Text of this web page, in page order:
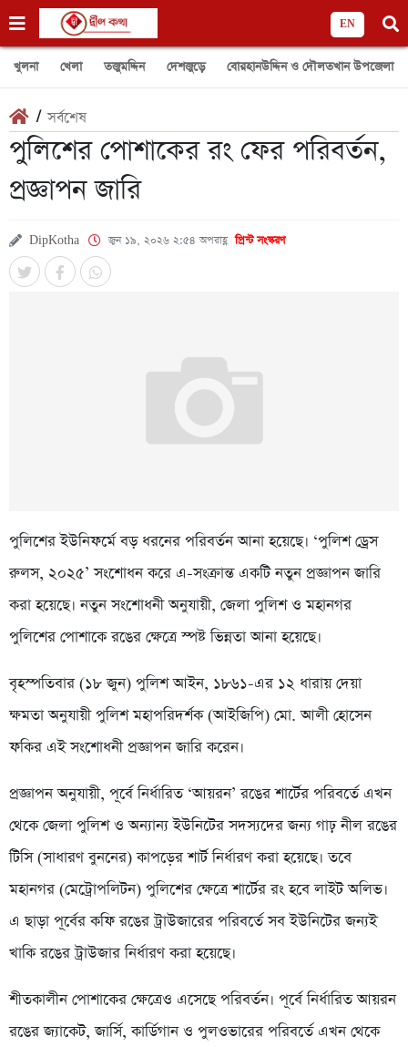
EN
খুলনা খেলা তজুমদ্দিন দেশজুড়ে বোরহানউদ্দিন ও দৌলতখান উপজেলা
/সর্বশেষ
পুলিশের পোশাকের রং ফের পরিবর্তন,
প্রজ্ঞাপন জারি
DipKotha জুন ১৯, ২০২৬ ২:৫৪ অপরাহ্ণপ্রিন্ট সংস্করণ
পুলিশের ইউনিফর্মে বড় ধরনের পরিবর্তন আনা হয়েছে। ‘পুলিশ ড্রেস
রুলস, ২০২৫’ সংশোধন করে এ-সংক্রান্ত একটি নতুন প্রজ্ঞাপন জারি
করা হয়েছে। নতুন সংশোধনী অনুযায়ী, জেলা পুলিশ ও মহানগর
পুলিশের পোশাকে রঙের ক্ষেত্রে স্পষ্ট ভিন্নতা আনা হয়েছে।
বৃহস্পতিবার (১৮ জুন) পুলিশ আইন, ১৮৬১-এর ১২ ধারায় দেয়া
ক্ষমতা অনুযায়ী পুলিশ মহাপরিদর্শক (আইজিপি) মো. আলী হোসেন
ফকির এই সংশোধনী প্রজ্ঞাপন জারি করেন।
প্রজ্ঞাপন অনুযায়ী, পূর্বে নির্ধারিত ‘আয়রন’ রঙের শার্টের পরিবর্তে এখন
থেকে জেলা পুলিশ ও অন্যান্য ইউনিটের সদস্যদের জন্য গাঢ় নীল রঙের
টিসি (সাধারণ বুননের) কাপড়ের শার্ট নির্ধারণ করা হয়েছে। তবে
মহানগর (মেট্রোপলিটন) পুলিশের ক্ষেত্রে শার্টের রং হবে লাইট অলিভ।
এ ছাড়া পূর্বের কফি রঙের ট্রাউজারের পরিবর্তে সব ইউনিটের জন্যই
খাকি রঙের ট্রাউজার নির্ধারণ করা হয়েছে।
শীতকালীন পোশাকের ক্ষেত্রেও এসেছে পরিবর্তন। পূর্বে নির্ধারিত আয়রন
রঙের জ্যাকেট, জার্সি, কার্ডিগান ও পুলওভারের পরিবর্তে এখন থেকে